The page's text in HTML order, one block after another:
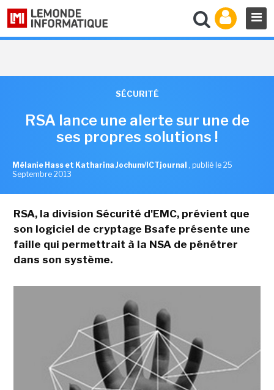
SÉCURITÉ
RSA lance une alerte sur une de
ses propres solutions !
Mélanie Hass et Katharina Jochum/ICTjournal , publié le 25
Septembre 2013
RSA, la division Sécurité d'EMC, prévient que
son logiciel de cryptage Bsafe présente une
faille qui permettrait à la NSA de pénétrer
dans son système.